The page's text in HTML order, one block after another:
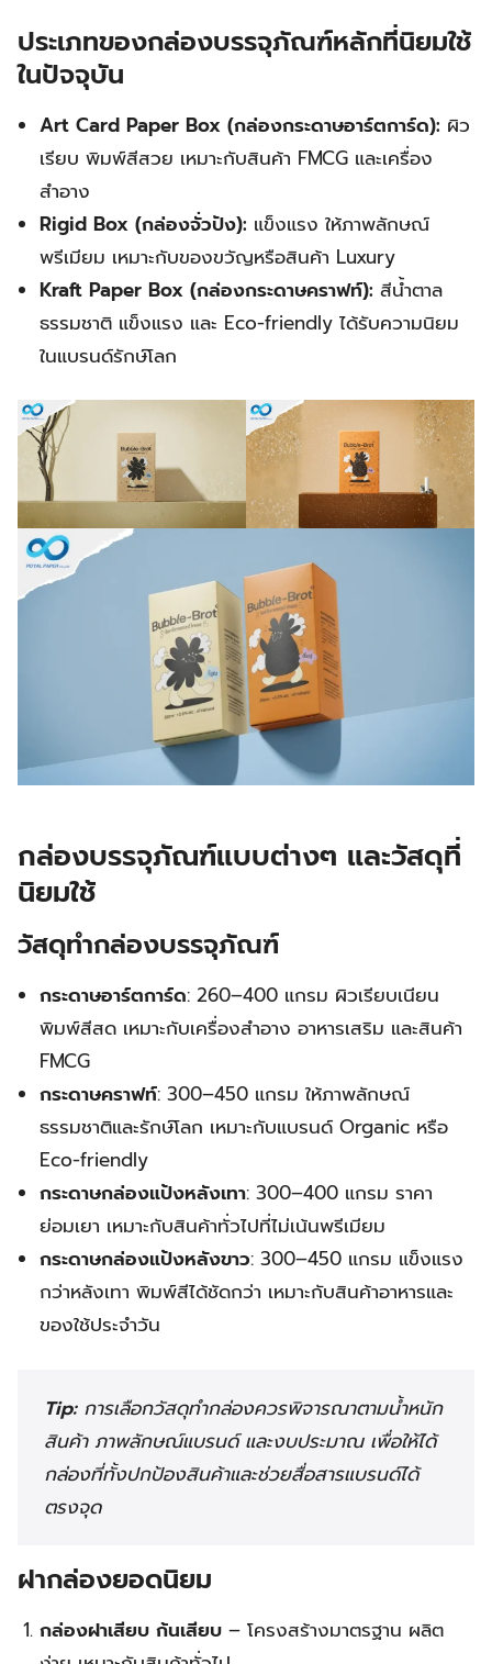
ประเภทของกล่องบรรจุภัณฑ์หลักที่นิยมใช้
ในปัจจุบัน
Art Card Paper Box (กล่องกระดาษอาร์ตการ์ด): ผิว
เรียบ พิมพ์สีสวย เหมาะกับสินค้า FMCG และเครื่อง
สำอาง
Rigid Box (กล่องจั่วปัง): แข็งแรง ให้ภาพลักษณ์
พรีเมียม เหมาะกับของขวัญหรือสินค้า Luxury
Kraft Paper Box (กล่องกระดาษคราฟท์): สีน้ำตาล
ธรรมชาติ แข็งแรง และ Eco-friendly ได้รับความนิยม
ในแบรนด์รักษ์โลก
กล่องบรรจุภัณฑ์แบบต่างๆ และวัสดุที่
นิยมใช้
วัสดุทำกล่องบรรจุภัณฑ์
กระดาษอาร์ตการ์ด: 260–400 แกรม ผิวเรียบเนียน
พิมพ์สีสด เหมาะกับเครื่องสำอาง อาหารเสริม และสินค้า
FMCG
กระดาษคราฟท์: 300–450 แกรม ให้ภาพลักษณ์
ธรรมชาติและรักษ์โลก เหมาะกับแบรนด์ Organic หรือ
Eco-friendly
กระดาษกล่องแป้งหลังเทา: 300–400 แกรม ราคา
ย่อมเยา เหมาะกับสินค้าทั่วไปที่ไม่เน้นพรีเมียม
กระดาษกล่องแป้งหลังขาว: 300–450 แกรม แข็งแรง
กว่าหลังเทา พิมพ์สีได้ชัดกว่า เหมาะกับสินค้าอาหารและ
ของใช้ประจำวัน
Tip:การเลือกวัสดุทำกล่องควรพิจารณาตามน้ำหนัก
สินค้า ภาพลักษณ์แบรนด์ และงบประมาณ เพื่อให้ได้
กล่องที่ทั้งปกป้องสินค้าและช่วยสื่อสารแบรนด์ได้
ตรงจุด
ฝากล่องยอดนิยม
กล่องฝาเสียบ ก้นเสียบ – โครงสร้างมาตรฐาน ผลิต